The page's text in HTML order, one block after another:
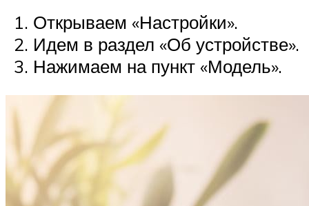
Открываем «Настройки».
Идем в раздел «Об устройстве».
Нажимаем на пункт «Модель».